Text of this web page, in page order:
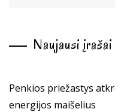
Naujausi įrašai
Penkios priežastys
energijos maišelius